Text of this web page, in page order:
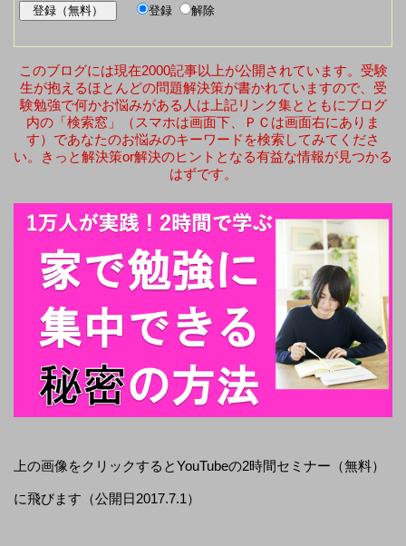
登録 解除
このブログには現在2000記事以上が公開されています。受験
生が抱えるほとんどの問題解決策が書かれていますので、受
験勉強で何かお悩みがある人は上記リンク集とともにブログ
内の「検索窓」（スマホは画面下、ＰＣは画面右にありま
す）であなたのお悩みのキーワードを検索してみてくださ
い。きっと解決策or解決のヒントとなる有益な情報が見つかる
はずです。
上の画像をクリックするとYouTubeの2時間セミナー（無料）
に飛びます（公開日2017.7.1）